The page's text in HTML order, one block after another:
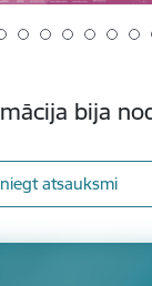
bija
atsauksmi